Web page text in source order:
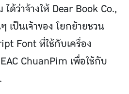
ด้ว่าจ้างให้ Dear Book Co.,
เป็นเจ้าของ โยกย้ายชวน
Font ที่ใช้กับเครื่อง
ChuanPim เพื่อใช้กับ